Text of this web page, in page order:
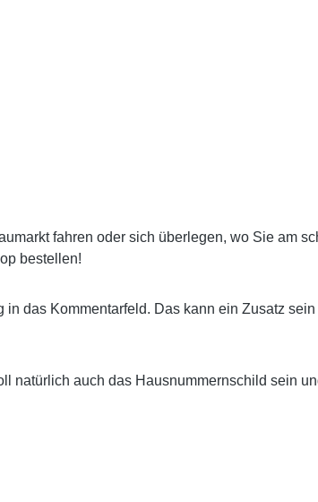
fahren oder sich überlegen, wo Sie am
bestellen!
das Kommentarfeld. Das kann ein Zusatz
natürlich auch das Hausnummernschild sein